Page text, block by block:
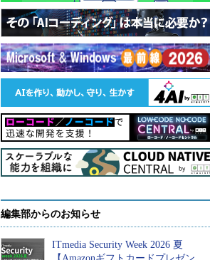
編集部からのお知らせ
ITmedia Security Week 2026 夏